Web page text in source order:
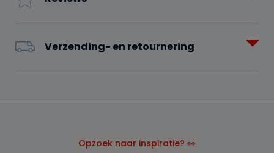
Verzending- en retournering
Opzoek naar inspiratie? 👀